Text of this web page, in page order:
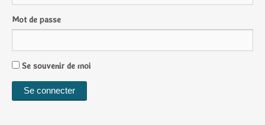
Mot de passe
Se souvenir de moi